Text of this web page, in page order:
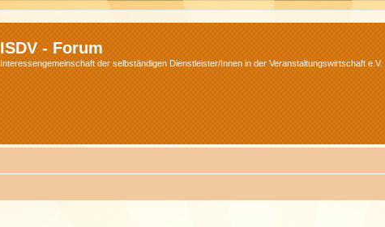
ISDV - Forum
Interessengemeinschaft der selbständigen Dienstleister/Innen in der Veranstaltungswirtschaft e.V.